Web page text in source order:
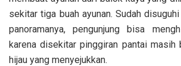
sekitar tiga buah ayunan. Sudah
panoramanya, pengunjung bisa
karena disekitar pinggiran pantai masih
hijau yang menyejukkan.